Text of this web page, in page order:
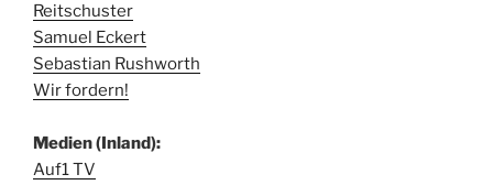
Reitschuster
Samuel Eckert
Sebastian Rushworth
Wir fordern!
Medien (Inland):
Auf1 TV